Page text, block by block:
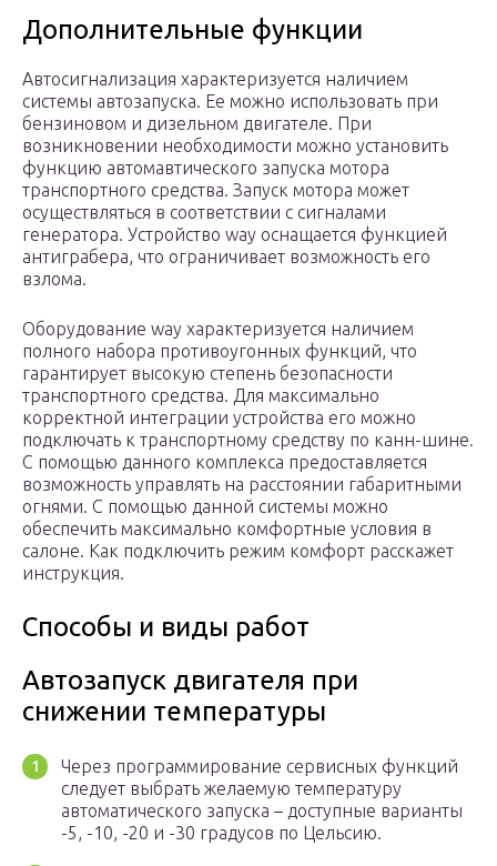
Дополнительные функции
Автосигнализация характеризуется наличием
системы автозапуска. Ее можно использовать при
бензиновом и дизельном двигателе. При
возникновении необходимости можно установить
функцию автомавтического запуска мотора
транспортного средства. Запуск мотора может
осуществляться в соответствии с сигналами
генератора. Устройство way оснащается функцией
антиграбера, что ограничивает возможность его
взлома.
Оборудование way характеризуется наличием
полного набора противоугонных функций, что
гарантирует высокую степень безопасности
транспортного средства. Для максимально
корректной интеграции устройства его можно
подключать к транспортному средству по канн-шине.
С помощью данного комплекса предоставляется
возможность управлять на расстоянии габаритными
огнями. С помощью данной системы можно
обеспечить максимально комфортные условия в
салоне. Как подключить режим комфорт расскажет
инструкция.
Способы и виды работ
Автозапуск двигателя при
снижении температуры
Через программирование сервисных функций
следует выбрать желаемую температуру
автоматического запуска – доступные варианты
-5, -10, -20 и -30 градусов по Цельсию.